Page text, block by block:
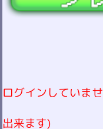
ログインしていま
出来ます)